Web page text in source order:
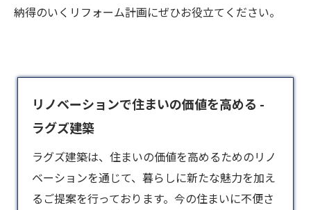
納得のいくリフォーム計画にぜひお役立てください。
リノベーションで住まいの価値を高める -
ラグズ建築
ラグズ建築は、住まいの価値を高めるためのリノ
ベーションを通じて、暮らしに新たな魅力を加え
るご提案を行っております。今の住まいに不便さ